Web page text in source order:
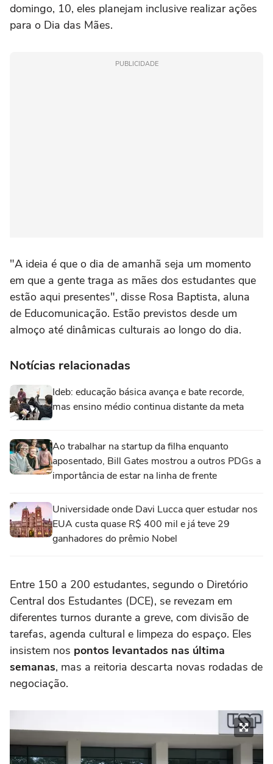
domingo, 10, eles planejam inclusive realizar ações
para o Dia das Mães.
PUBLICIDADE
"A ideia é que o dia de amanhã seja um momento
em que a gente traga as mães dos estudantes que
estão aqui presentes", disse Rosa Baptista, aluna
de Educomunicação. Estão previstos desde um
almoço até dinâmicas culturais ao longo do dia.
Notícias relacionadas
Ideb: educação básica avança e bate recorde,
mas ensino médio continua distante da meta
Ao trabalhar na startup da filha enquanto
aposentado, Bill Gates mostrou a outros PDGs a
importância de estar na linha de frente
Universidade onde Davi Lucca quer estudar nos
EUA custa quase R$ 400 mil e já teve 29
ganhadores do prêmio Nobel
Entre 150 a 200 estudantes, segundo o Diretório
Central dos Estudantes (DCE), se revezam em
diferentes turnos durante a greve, com divisão de
tarefas, agenda cultural e limpeza do espaço. Eles
insistem nos pontos levantados nas última
semanas, mas a reitoria descarta novas rodadas de
negociação.